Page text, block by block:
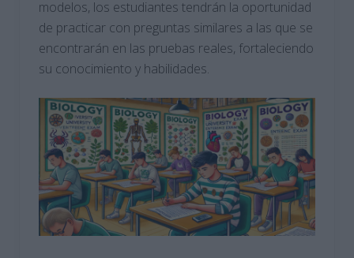
modelos, los estudiantes tendrán la oportunidad
de practicar con preguntas similares a las que se
encontrarán en las pruebas reales, fortaleciendo
su conocimiento y habilidades.